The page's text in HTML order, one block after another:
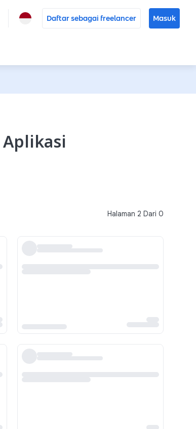
Daftar sebagai freelancer Masuk
Halaman 2 Dari 0